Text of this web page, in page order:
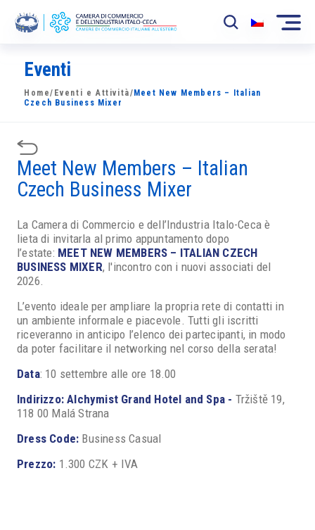
La Camera
News
Sviluppo Mercato
Soci
Partner
Progetti
Eventi
Home/ Eventi e Attività/ Meet New Members – Italian
Czech Business Mixer
Meet New Members – Italian
Czech Business Mixer
La Camera di Commercio e dell’Industria Italo-Ceca è
lieta di invitarla al primo appuntamento dopo
l’estate: MEET NEW MEMBERS – ITALIAN CZECH
BUSINESS MIXER, l'incontro con i nuovi associati del
2026.
L’evento ideale per ampliare la propria rete di contatti in
un ambiente informale e piacevole. Tutti gli iscritti
riceveranno in anticipo l’elenco dei partecipanti, in modo
da poter facilitare il networking nel corso della serata!
Data: 10 settembre alle ore 18.00
Indirizzo: Alchymist Grand Hotel and Spa - Tržiště 19,
118 00 Malá Strana
Dress Code: Business Casual
Prezzo: 1.300 CZK + IVA